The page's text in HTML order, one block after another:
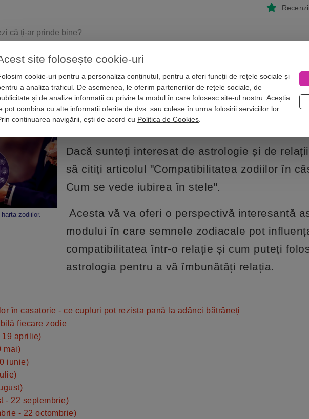
Horoscop Zodii Astrologie Numerologie
în căsătorie. Cum se vede iubirea în stele
zodiilor în căsătorie. Cum se vede iubirea în
zodiilor.
Dacă sunteți interesat de astrologie și de
să citiți articolul "Compatibilitatea zodiilor în
Cum se vede iubirea în stele".
Acesta vă va oferi o perspectivă interesantă
modului în care semnele zodiacale pot
compatibilitatea într-o relație și cum puteți
astrologia pentru a vă îmbunătăți relația.
în casatorie - ce cupluri pot rezista pană la adânci bătrâneți
fiecare zodie
aprilie)
mai)
iunie)
22 septembrie)
- 22 octombrie)
site folosește cookie-uri
cookie-uri pentru a personaliza conținutul, pentru a oferi funcții de rețele sociale și
a analiza traficul. De asemenea, le oferim partenerilor de rețele sociale, de
și de analize informații cu privire la modul în care folosesc site-ul nostru. Aceștia
pot combina cu alte informații oferite de dvs. sau culese în urma folosirii serviciilor lor.
continuarea navigării, ești de acord cu Politica de Cookies.